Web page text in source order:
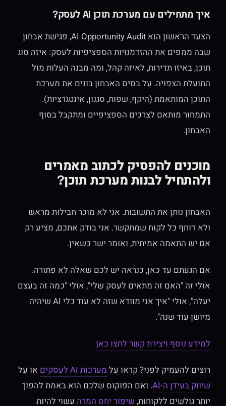
איך מתחילים עם מערכת תוכן AI לעסק?
הצעד הראשון הוא AI Opportunity Audit, פגישת אבחון
שבה ממפים את ההזדמנויות הספציפיות לעסק: איזה סוג
תוכן, באיזו תדירות, לאיזה קהל, ומה מבנה העלות מול
התועלת הצפויה. על בסיס האבחון בונים את מערכת
התוכן המותאמת (היקף, שפות, סגנון, אינטגרציות).
התמחור מותאם לצרכים הספציפיים ומתקבל בסוף
האבחון.
מוכנים להפסיק לכתוב מאמרים
ולהתחיל לבנות מערכת תוכן?
האבחון נותן את התשובות. אני לא מוכר חבילות מראש
ולא דוחף כל לקוח שמתקשר. אני בודק אתכם, מציע רק
אם יש התאמה אמיתית, ואומר ישר כשאין.
אם הגעתם עד כאן, כנראה יש לכם שאלה לא פתורה.
אולי זה "האם זה מתאים לעסק שלי", אולי "כמה זה בעצם
יעלה", אולי "איך אני מוודא שזה לא עוד כלי AI שיהיה
מיושן עוד שנה".
למידע נוסף ויצירת קשר לחצו כאן
רוצים להעמיק לפני? קראו עלמערכות AI לעסקים
או על
שיווק בעידן ה-AI
. ואם הפוקוס שלכם הוא באמת להפוך
יותר גולשים ללקוחות,שיפור יחס המרהעשוי להיות